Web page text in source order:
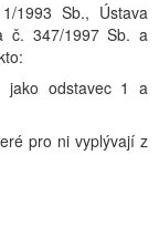
1993 Sb., Ústava
č. 347/1997 Sb. a
jako odstavec 1 a
pro ni vyplývají z